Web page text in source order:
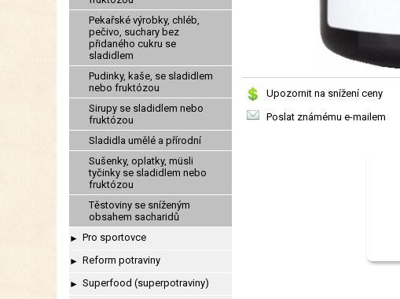
Pekařské výrobky, chléb,
pečivo, suchary bez
přidaného cukru se
sladidlem
Pudinky, kaše, se sladidlem
nebo fruktózou
Sirupy se sladidlem nebo
fruktózou
Sladidla umělé a přírodní
Sušenky, oplatky, müsli
tyčinky se sladidlem nebo
fruktózou
Těstoviny se sníženým
obsahem sacharidů
► Pro sportovce
► Reform potraviny
► Superfood (superpotraviny)
Upozornit na snížení ceny
Poslat známému e-mailem